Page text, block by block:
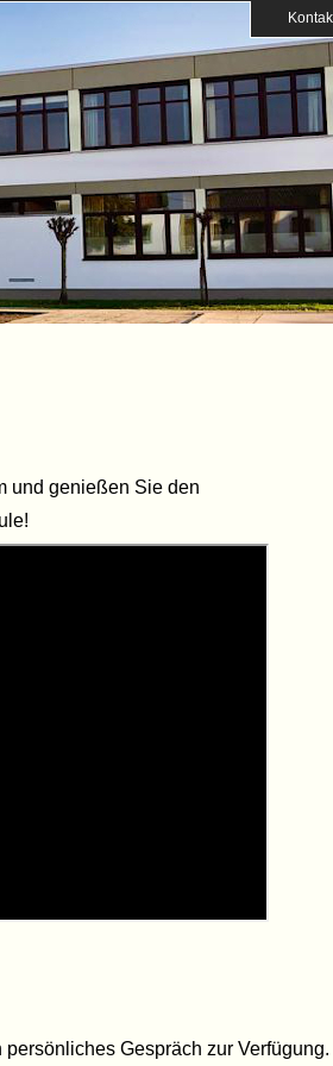
und genießen Sie den
Gespräch zur Verfügung.